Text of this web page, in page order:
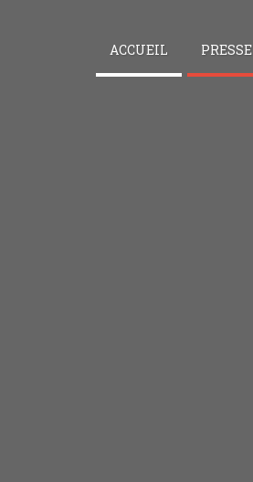
ACCUEIL PRESSE